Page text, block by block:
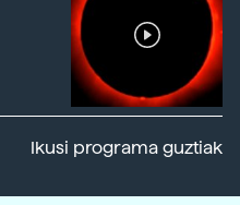
Ikusi programa guztiak